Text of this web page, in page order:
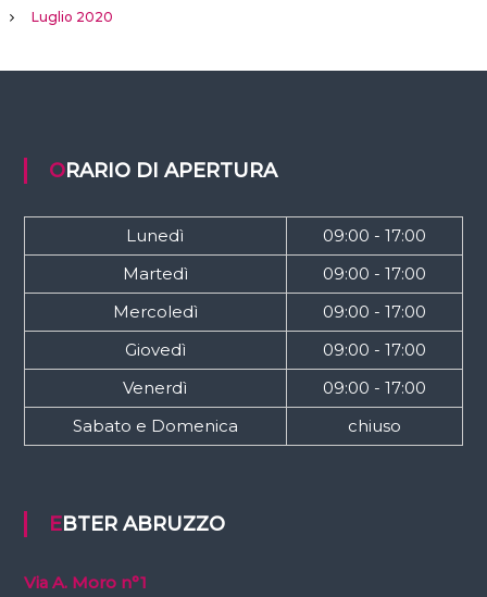
Luglio 2020
ORARIO DI APERTURA
Lunedì
09:00 - 17:00
Martedì
09:00 - 17:00
Mercoledì
09:00 - 17:00
Giovedì
09:00 - 17:00
Venerdì
09:00 - 17:00
Sabato e Domenica
chiuso
EBTER ABRUZZO
Via A. Moro n°1